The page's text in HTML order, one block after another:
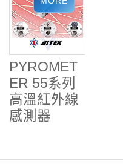
PYROMET
ER 55系列
高溫紅外線
感測器